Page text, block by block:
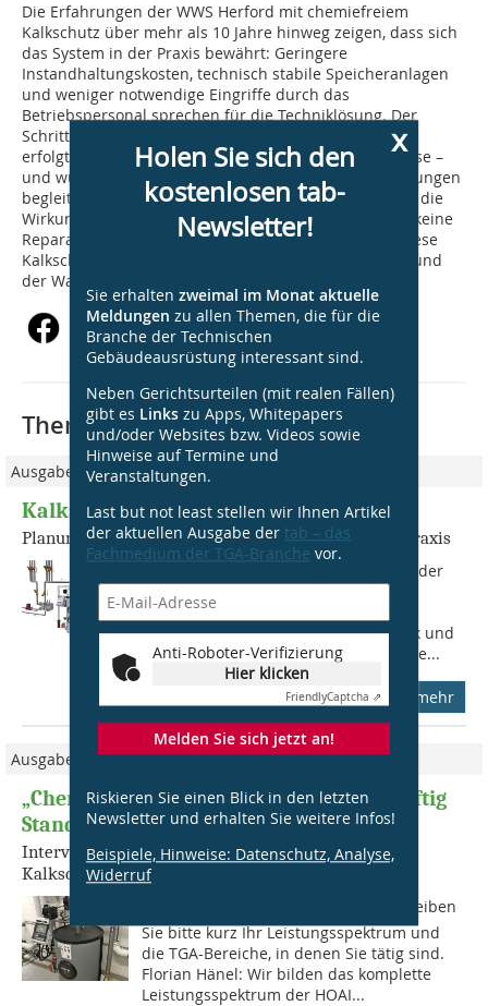
Die Erfahrungen der WWS Herford mit chemiefreiem
Kalkschutz über mehr als 10 Jahre hinweg zeigen, dass sich
das System in der Praxis bewährt: Geringere
Instandhaltungskosten, technisch stabile Speicheranlagen
und weniger notwendige Eingriffe durch das
Betriebspersonal sprechen für die Techniklösung. Der
Schritt von der Testphase zur dauerhaften Integration
erfolgte auf Basis nachvollziehbarer Betriebsergebnisse –
und wurde von regelmäßig dokumentierten Sichtprüfungen
begleitet. Jens Mensching: „Die Ergebnisse bestätigen die
Wirkung der Anlagen. In geschützten Objekten fallen keine
Reparaturen mehr an, während in Gebäuden ohne diese
Kalkschutzmaßnahmen die Ausfälle weiterhin häufig und
der Wartungsaufwand hoch sind.“
x
Holen Sie sich den
kostenlosen tab-
Newsletter!
Sie erhalten zweimal im Monat aktuelle
Meldungen zu allen Themen, die für die
Branche der Technischen
Gebäudeausrüstung interessant sind.
Neben Gerichtsurteilen (mit realen Fällen)
gibt es Links zu Apps, Whitepapers
und/oder Websites bzw. Videos sowie
Hinweise auf Termine und
Veranstaltungen.
Last but not least stellen wir Ihnen Artikel
der aktuellen Ausgabe der tab – das
Fachmedium der TGA-Branche vor.
Anti-Roboter-Verifizierung
Hier klicken
FriendlyCaptcha ⇗
Melden Sie sich jetzt an!
Riskieren Sie einen Blick in den letzten
Newsletter und erhalten Sie weitere Infos!
Beispiele, Hinweise: Datenschutz, Analyse,
Widerruf
Thematisch passende Artikel:
Ausgabe 10/2023
Kalkschutz ohne Zusatz
Planungskriterien, Vorteile und Beispiele aus der Praxis
Dipl.-Ing. Alexander Lyssoudis ist von der
IHK für München und Oberbayern
öffentlich bestellter und vereidigter
Sachverständiger für Heizungstechnik und
zugleich Geschäftsführer der allwärme...
mehr
Ausgabe 5/2025
„Chemiefreier Kalkschutz könnte zukünftig
Standardlösung sein“
Interview mit zwei Ingenieurbüros zur Planung für
Kalkschutzmaßnahmen
tab: Herr Hänel, Herr Mairath  beschreiben
Sie bitte kurz Ihr Leistungsspektrum und
die TGA-Bereiche, in denen Sie tätig sind.
Florian Hänel: Wir bilden das komplette
Leistungsspektrum der HOAI...